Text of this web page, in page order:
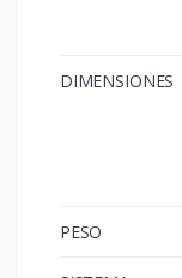
DIMENSIONES
PESO